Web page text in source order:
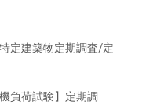
定建築物定期調査/定
負荷試験】定期調